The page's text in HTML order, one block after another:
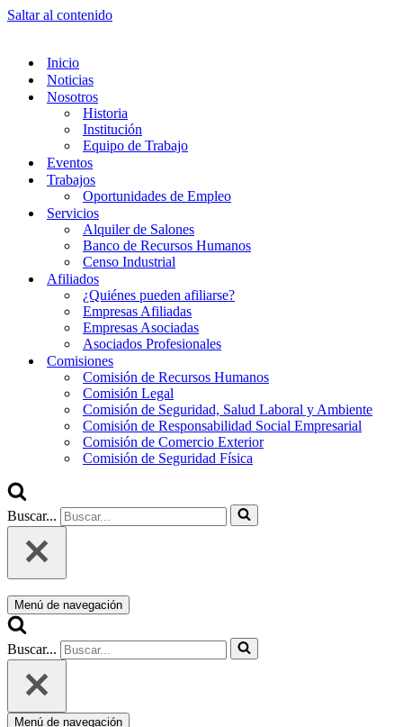
Saltar al contenido
Inicio
Noticias
Nosotros
Historia
Institución
Equipo de Trabajo
Eventos
Trabajos
Oportunidades de Empleo
Servicios
Alquiler de Salones
Banco de Recursos Humanos
Censo Industrial
Afiliados
¿Quiénes pueden afiliarse?
Empresas Afiliadas
Empresas Asociadas
Asociados Profesionales
Comisiones
Comisión de Recursos Humanos
Comisión Legal
Comisión de Seguridad, Salud Laboral y Ambiente
Comisión de Responsabilidad Social Empresarial
Comisión de Comercio Exterior
Comisión de Seguridad Física
Buscar...
Menú de navegación
Buscar...
Menú de navegación